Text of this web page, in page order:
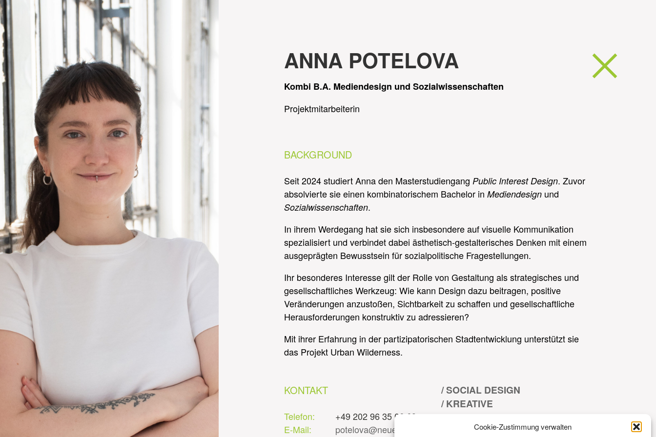
Cookie-Zustimmung verwalten
ANNA POTELOVA
Kombi B.A. Mediendesign und Sozialwissenschaften
Projektmitarbeiterin
BACKGROUND
Seit 2024 studiert Anna den Masterstudiengang Public Interest Design. Zuvor
absolvierte sie einen kombinatorischem Bachelor inMediendesign und
Sozialwissenschaften.
In ihrem Werdegang hat sie sich insbesondere auf visuelle Kommunikation
spezialisiert und verbindet dabei ästhetisch-gestalterisches Denken mit einem
ausgeprägten Bewusstsein für sozialpolitische Fragestellungen.
Ihr besonderes Interesse gilt der Rolle von Gestaltung als strategisches und
gesellschaftliches Werkzeug: Wie kann Design dazu beitragen, positive
Veränderungen anzustoßen, Sichtbarkeit zu schaffen und gesellschaftliche
Herausforderungen konstruktiv zu adressieren?
Mit ihrer Erfahrung in der partizipatorischen Stadtentwicklung unterstützt sie
das Projekt Urban Wilderness.
KONTAKT
Telefon:
+49 202 96 35 06 69
E-Mail:
potelova@neue-
/ SOCIAL DESIGN
/ KREATIVE
/ KOMMUNIKATIONSDESIGN